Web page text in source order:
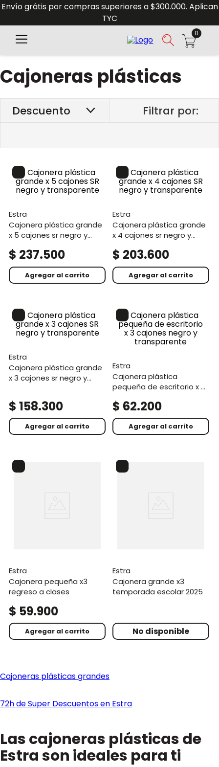
Envío grátis por compras superiores a $300.000. Aplican
TYC
0
Cajoneras plásticas
Descuento
estra
cajonera plástica grande
x 5 cajones sr negro y
$ 237.500
Agregar al carrito
estra
cajonera plástica grande
x 4 cajones sr negro y
$ 203.600
Agregar al carrito
estra
cajonera plástica grande
x 3 cajones sr negro y
$ 158.300
Agregar al carrito
estra
cajonera plástica
pequeña de escritorio x 3
transparente
$ 62.200
Agregar al carrito
estra
cajonera pequeña x3
regreso a clases
$ 59.900
Agregar al carrito
estra
cajonera grande x3
temporada escolar 2025
Cajoneras plásticas grandes
72h de Super Descuentos en Estra
Las cajoneras plásticas de
Estra son ideales para ti